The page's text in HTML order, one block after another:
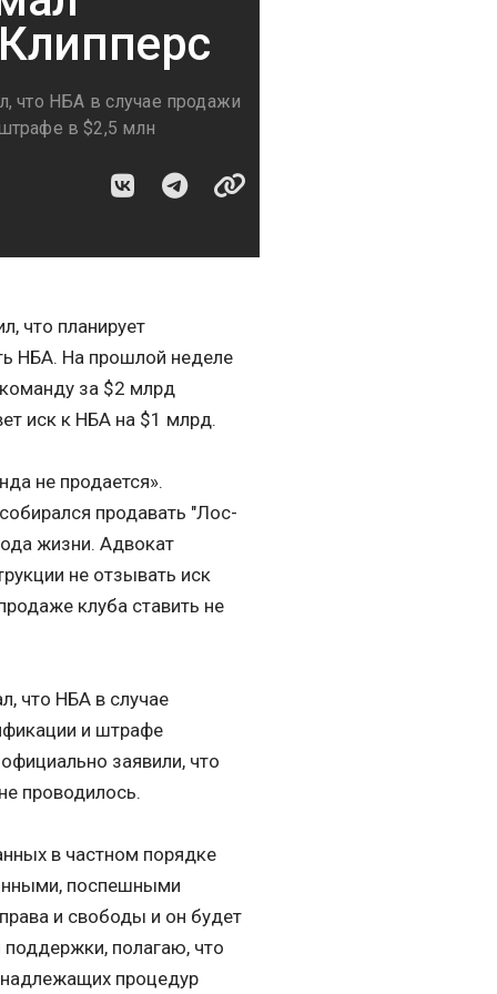
что НБА в случае продажи
в $2,5 млн
что планирует
НБА. На прошлой неделе
команду за $2 млрд
иск к НБА на $1 млрд.
не продается».
продавать "Лос-
жизни. Адвокат
не отзывать иск
клуба ставить не
что НБА в случае
и штрафе
заявили, что
проводилось.
в частном порядке
поспешными
и свободы и он будет
полагаю, что
процедур